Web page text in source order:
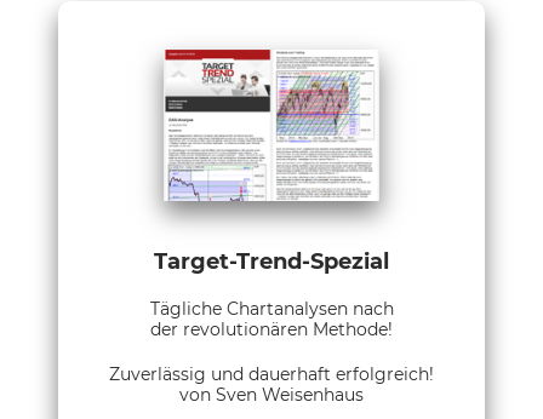
Target-Trend-Spezial
Tägliche Chartanalysen nach
der revolutionären Methode!
Zuverlässig und dauerhaft erfolgreich!
von Sven Weisenhaus